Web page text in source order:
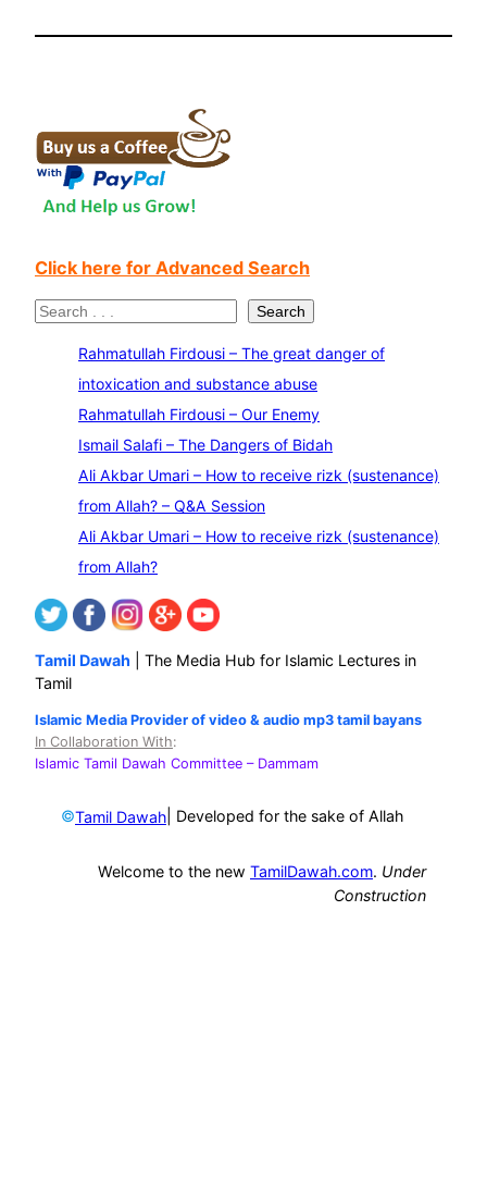
Click here for Advanced Search
S
Search
Rahmatullah Firdousi – The great danger of
intoxication and substance abuse
Rahmatullah Firdousi – Our Enemy
Ismail Salafi – The Dangers of Bidah
Ali Akbar Umari – How to receive rizk (sustenance)
from Allah? – Q&A Session
Ali Akbar Umari – How to receive rizk (sustenance)
from Allah?
Tamil Dawah | The Media Hub for Islamic Lectures in
Tamil
Islamic Media Provider of video & audio mp3 tamil bayans
In Collaboration With:
Islamic Tamil Dawah Committee – Dammam
©Tamil Dawah | Developed for the sake of Allah
Welcome to the new TamilDawah.com. Under
Construction